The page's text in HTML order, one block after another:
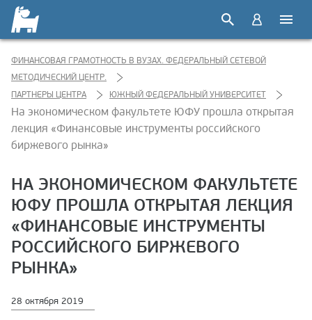
ФИНАНСОВАЯ ГРАМОТНОСТЬ В ВУЗАХ. ФЕДЕРАЛЬНЫЙ СЕТЕВОЙ
МЕТОДИЧЕСКИЙ ЦЕНТР.
ПАРТНЕРЫ ЦЕНТРА
ЮЖНЫЙ ФЕДЕРАЛЬНЫЙ УНИВЕРСИТЕТ
На экономическом факультете ЮФУ прошла открытая
лекция «Финансовые инструменты российского
биржевого рынка»
НА ЭКОНОМИЧЕСКОМ ФАКУЛЬТЕТЕ
ЮФУ ПРОШЛА ОТКРЫТАЯ ЛЕКЦИЯ
«ФИНАНСОВЫЕ ИНСТРУМЕНТЫ
РОССИЙСКОГО БИРЖЕВОГО
РЫНКА»
28 октября 2019